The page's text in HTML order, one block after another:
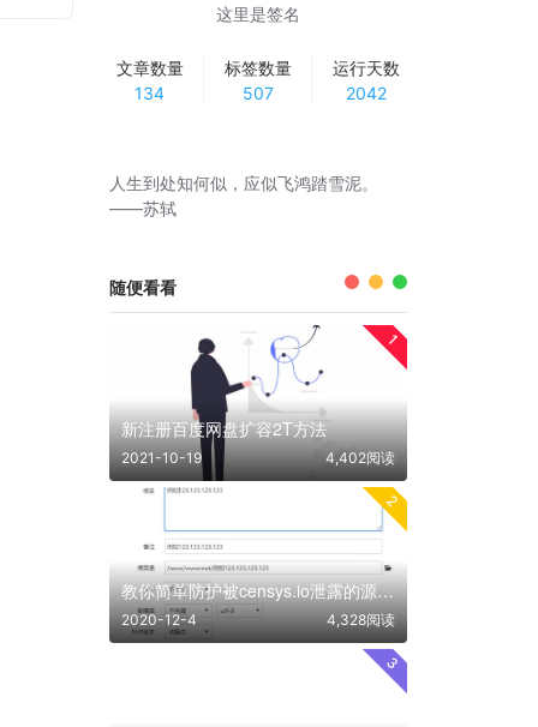
这里是签名
文章数量
134
标签数量
507
运行天数
2042
人生到处知何似，应似飞鸿踏雪泥。
——苏轼
随便看看
1
新注册百度网盘扩容2T方法
2021-10-19 4,402阅读
2
教你简单防护被censys.io泄露的源站ip
2020-12-4 4,328阅读
3